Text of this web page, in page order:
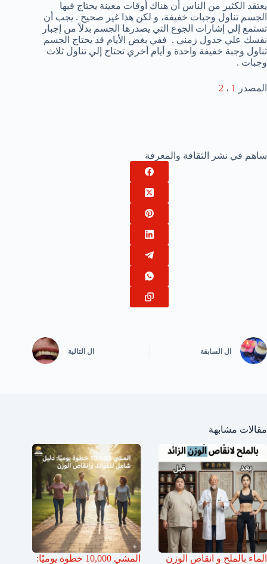
يعتقد الكثير من الناس أن هناك أوقات معينة يحتاج فيها
الجسم تناول وجبات خفيفة، و لكن هذا غير صحيح . يجب أن
تستمع إلي إشارات الجوع التي يصدرها الجسم بدلاً من إجبار
نفسك علي جدول زمني . ففي بغض الأيام قد يحتاج الجسم
تناول وجبة خفيفة واحدة و أيام أخري تحتاج إلي تناول ثلاث
وجبات .
المصدر 1 ، 2
ساهم في نشر الثقافة والمعرفة
ال السابقة ال التالية
مقالات مشابهة
الماء بالملح و انقاص الوزن
المشي 10,000 خطوة يوميًا: